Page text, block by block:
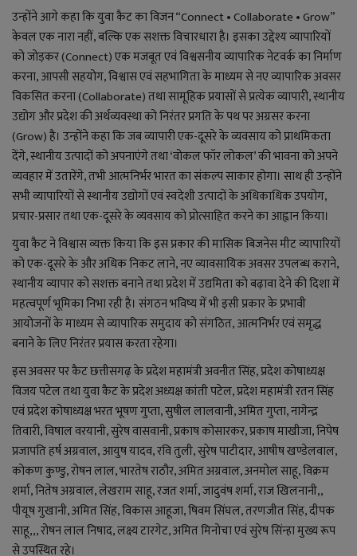
उन्होंने आगे कहा कि युवा कैट का विजन “Connect • Collaborate • Grow”
केवल एक नारा नहीं, बल्कि एक सशक्त विचारधारा है। इसका उद्देश्य व्यापारियों
को जोड़कर (Connect) एक मजबूत एवं विश्वसनीय व्यापारिक नेटवर्क का निर्माण
करना, आपसी सहयोग, विश्वास एवं सहभागिता के माध्यम से नए व्यापारिक अवसर
विकसित करना (Collaborate) तथा सामूहिक प्रयासों से प्रत्येक व्यापारी, स्थानीय
उद्योग और प्रदेश की अर्थव्यवस्था को निरंतर प्रगति के पथ पर अग्रसर करना
(Grow) है। उन्होंने कहा कि जब व्यापारी एक-दूसरे के व्यवसाय को प्राथमिकता
देंगे, स्थानीय उत्पादों को अपनाएंगे तथा ‘वोकल फॉर लोकल’ की भावना को अपने
व्यवहार में उतारेंगे, तभी आत्मनिर्भर भारत का संकल्प साकार होगा। साथ ही उन्होंने
सभी व्यापारियों से स्थानीय उद्योगों एवं स्वदेशी उत्पादों के अधिकाधिक उपयोग,
प्रचार-प्रसार तथा एक-दूसरे के व्यवसाय को प्रोत्साहित करने का आह्वान किया।
युवा कैट ने विश्वास व्यक्त किया कि इस प्रकार की मासिक बिजनेस मीट व्यापारियों
को एक-दूसरे के और अधिक निकट लाने, नए व्यावसायिक अवसर उपलब्ध कराने,
स्थानीय व्यापार को सशक्त बनाने तथा प्रदेश में उद्यमिता को बढ़ावा देने की दिशा में
महत्वपूर्ण भूमिका निभा रही है। संगठन भविष्य में भी इसी प्रकार के प्रभावी
आयोजनों के माध्यम से व्यापारिक समुदाय को संगठित, आत्मनिर्भर एवं समृद्ध
बनाने के लिए निरंतर प्रयास करता रहेगा।
इस अवसर पर कैट छत्तीसगढ़ के प्रदेश महामंत्री अवनीत सिंह, प्रदेश कोषाध्यक्ष
विजय पटेल तथा युवा कैट के प्रदेश अध्यक्ष कांती पटेल, प्रदेश महामंत्री रतन सिंह
एवं प्रदेश कोषाध्यक्ष भरत भूषण गुप्ता, सुषील लालवानी, अमित गुप्ता, नागेन्द्र
तिवारी, विषाल वरयानी, सुरेष वासवानी, प्रकाष कोसारकर, प्रकाष माखीजा, निपेष
प्रजापति हर्ष अग्रवाल, आयुष यादव, रवि तुली, सुरेष पाटीदार, आषीष खण्डेलवाल,
कोकण कुण्डु, रोषन लाल, भारतेष राठौर, अमित अग्रवाल, अनमोल साहू, विक्रम
शर्मा, नितेष अग्रवाल, लेखराम साहू, रजत शर्मा, जादुवंष शर्मा, राज खिलनानी,,
पीयूष गुखानी, अमित सिंह, विकास आहूजा, षिवम सिंघल, तरणजीत सिंह, दीपक
साहू,,, रोषन लाल निषाद, लक्ष्य टारगेट, अमित मिनोचा एवं सुरेष सिंन्हा मुख्य रूप
से उपस्थित रहे।